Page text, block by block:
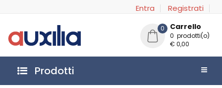
Entra Registrati
0 Carrello
0 prodotti(o)
€ 0,00
Prodotti